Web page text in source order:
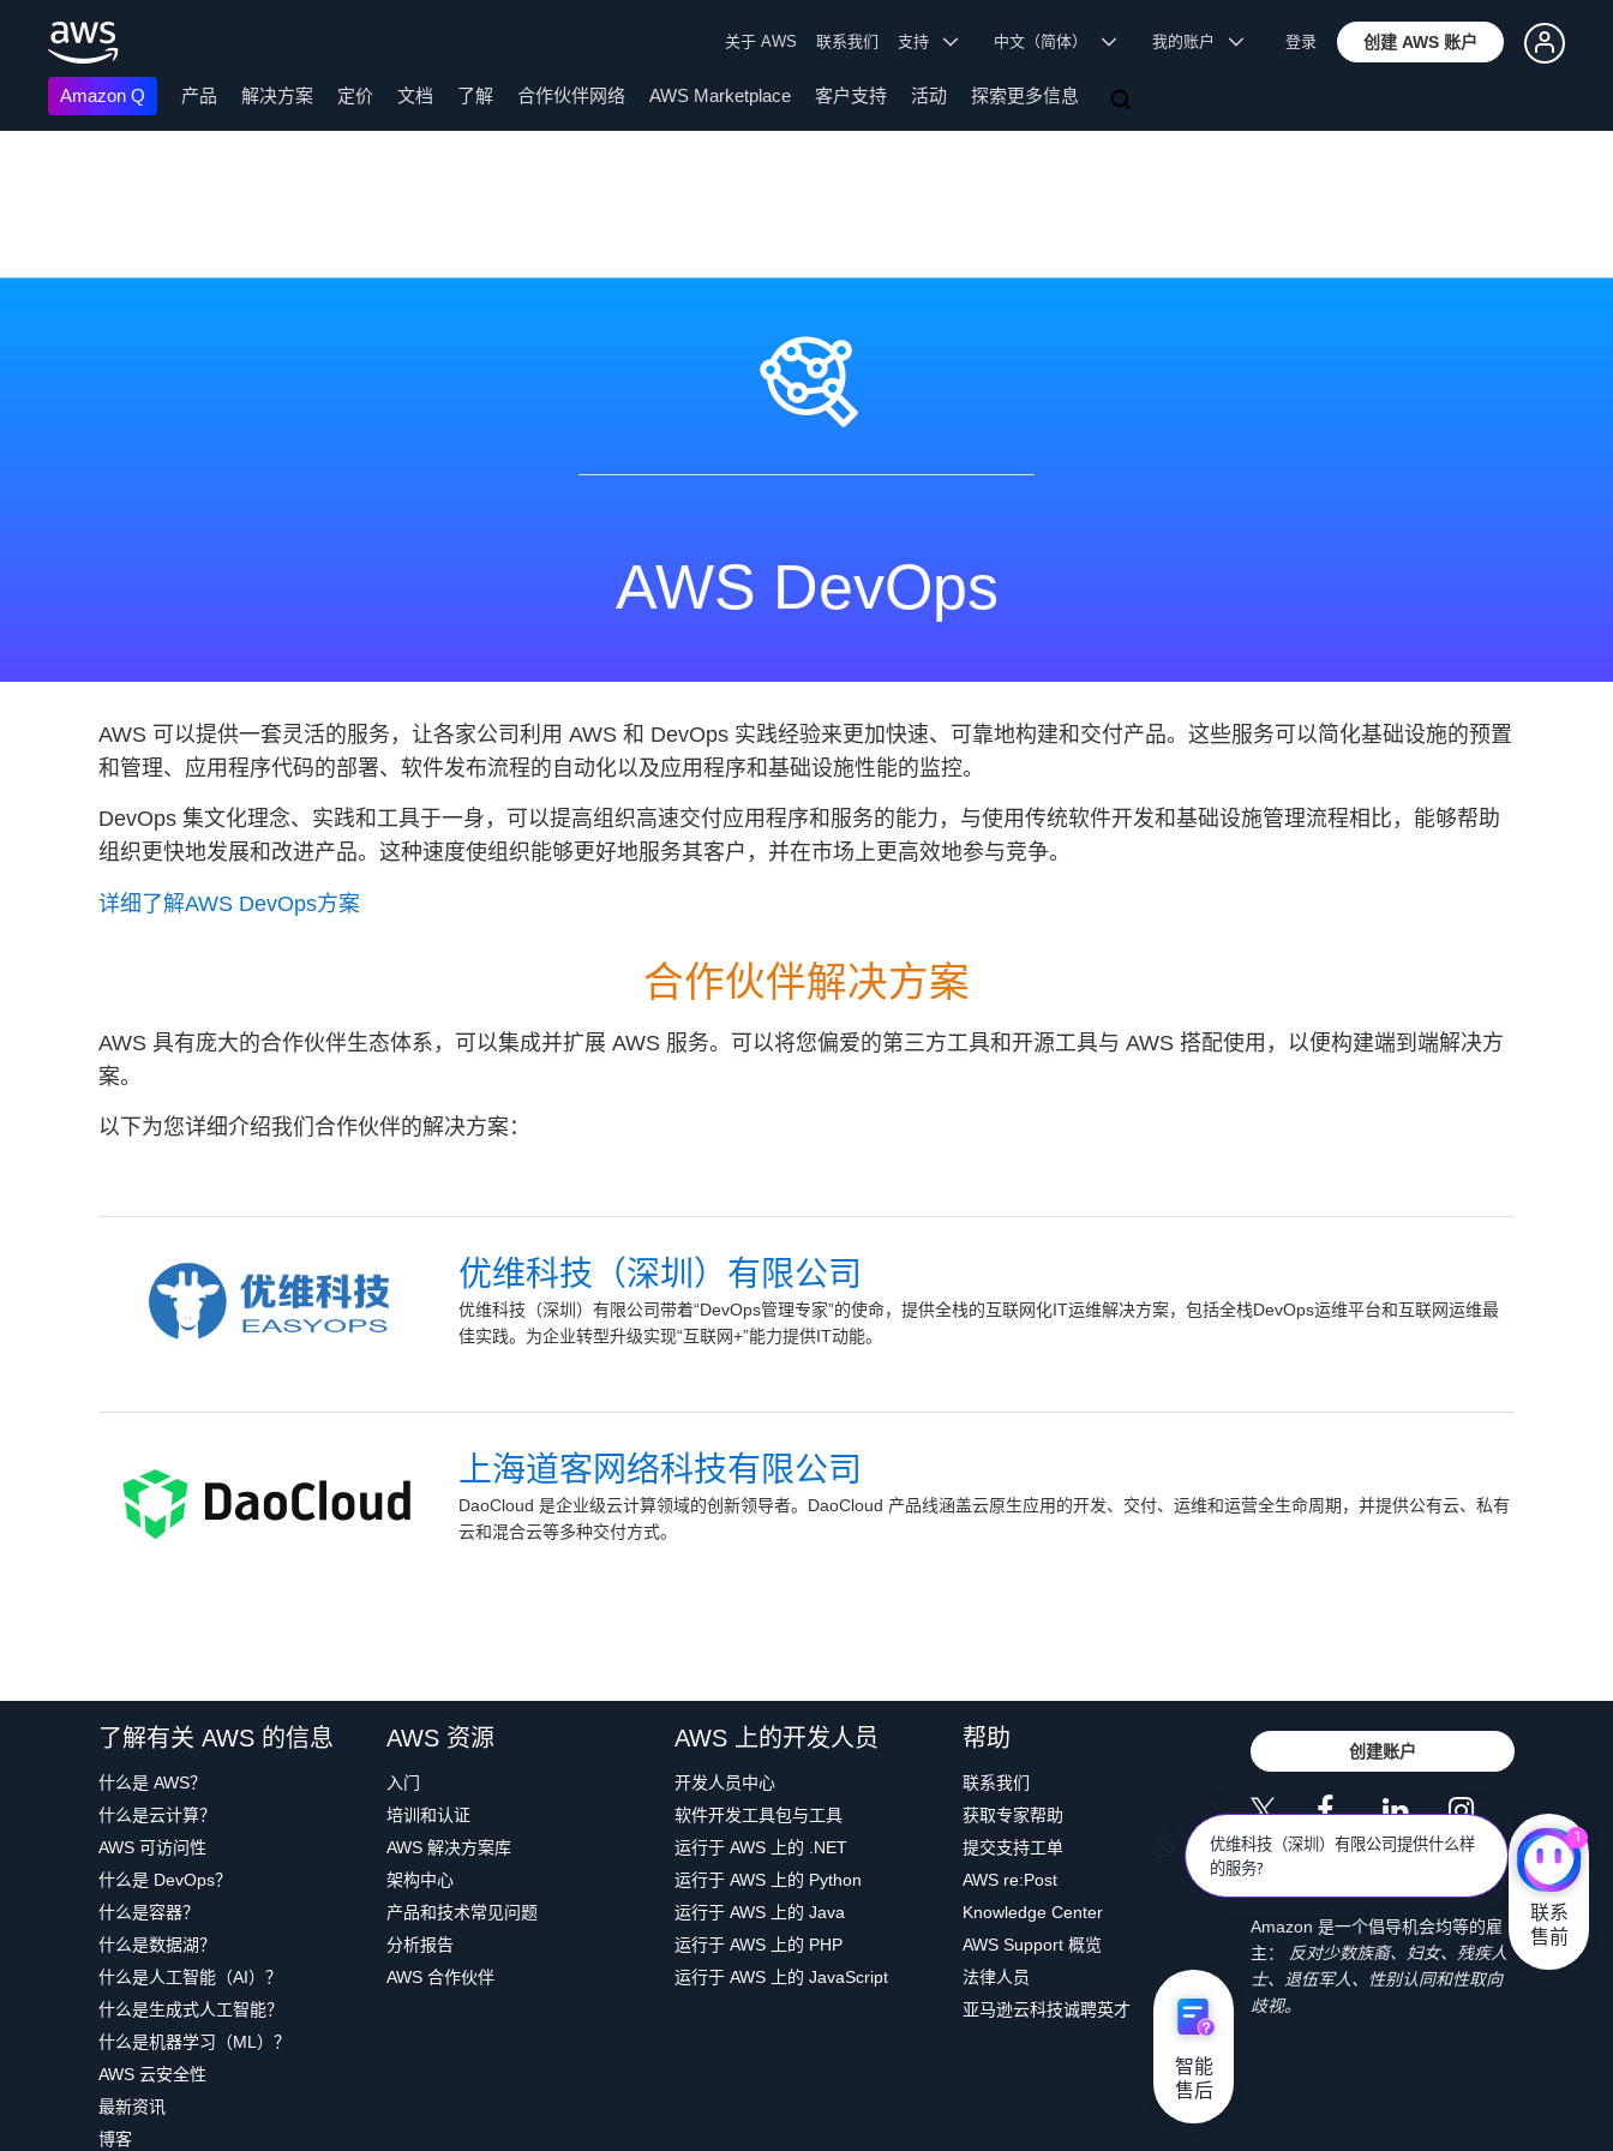
关于 AWS 联系我们 支持 中文（简体） 我的账户 登录 创建 AWS 账户
Amazon Q 产品 解决方案 定价 文档 了解 合作伙伴网络 AWS Marketplace 客户支持 活动 探索更多信息
AWS DevOps
AWS 可以提供一套灵活的服务，让各家公司利用 AWS 和 DevOps 实践经验来更加快速、可靠地构建和交付产品。这些服务可以简化基础设施的预置
和管理、应用程序代码的部署、软件发布流程的自动化以及应用程序和基础设施性能的监控。
DevOps 集文化理念、实践和工具于一身，可以提高组织高速交付应用程序和服务的能力，与使用传统软件开发和基础设施管理流程相比，能够帮助
组织更快地发展和改进产品。这种速度使组织能够更好地服务其客户，并在市场上更高效地参与竞争。
详细了解AWS DevOps方案
合作伙伴解决方案
AWS 具有庞大的合作伙伴生态体系，可以集成并扩展 AWS 服务。可以将您偏爱的第三方工具和开源工具与 AWS 搭配使用，以便构建端到端解决方
案。
以下为您详细介绍我们合作伙伴的解决方案：
优维科技（深圳）有限公司
优维科技（深圳）有限公司带着“DevOps管理专家”的使命，提供全栈的互联网化IT运维解决方案，包括全栈DevOps运维平台和互联网运维最
佳实践。为企业转型升级实现“互联网+”能力提供IT动能。
上海道客网络科技有限公司
DaoCloud 是企业级云计算领域的创新领导者。DaoCloud 产品线涵盖云原生应用的开发、交付、运维和运营全生命周期，并提供公有云、私有
云和混合云等多种交付方式。
了解有关 AWS 的信息
什么是 AWS？
什么是云计算？
AWS 可访问性
什么是 DevOps？
什么是容器？
什么是数据湖？
什么是人工智能（AI）？
什么是生成式人工智能？
什么是机器学习（ML）？
AWS 云安全性
最新资讯
博客
AWS 资源
入门
培训和认证
AWS 解决方案库
架构中心
产品和技术常见问题
分析报告
AWS 合作伙伴
AWS 上的开发人员
开发人员中心
软件开发工具包与工具
运行于 AWS 上的 .NET
运行于 AWS 上的 Python
运行于 AWS 上的 Java
运行于 AWS 上的 PHP
运行于 AWS 上的 JavaScript
帮助
联系我们
获取专家帮助
提交支持工单
AWS re:Post
Knowledge Center
AWS Support 概览
法律人员
亚马逊云科技诚聘英才
创建账户
Amazon 是一个倡导机会均等的雇
主：
反对少数族裔、妇女、残疾人
士、退伍军人、性别认同和性取向
歧视。
优维科技（深圳）有限公司提供什么样
的服务?
1
联系
售前
智能
售后